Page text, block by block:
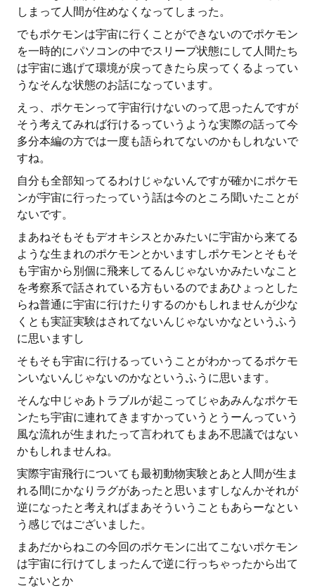
しまって人間が住めなくなってしまった。
でもポケモンは宇宙に行くことができないのでポケモン
を一時的にパソコンの中でスリープ状態にして人間たち
は宇宙に逃げて環境が戻ってきたら戻ってくるよってい
うなそんな状態のお話になっています。
えっ、ポケモンって宇宙行けないのって思ったんですが
そう考えてみれば行けるっていうような実際の話って今
多分本編の方では一度も語られてないのかもしれないで
すね。
自分も全部知ってるわけじゃないんですが確かにポケモ
ンが宇宙に行ったっていう話は今のところ聞いたことが
ないです。
まあねそもそもデオキシスとかみたいに宇宙から来てる
ような生まれのポケモンとかいますしポケモンとそもそ
も宇宙から別個に飛来してるんじゃないかみたいなこと
を考察系で話されている方もいるのでまあひょっとした
らね普通に宇宙に行けたりするのかもしれませんが少な
くとも実証実験はされてないんじゃないかなというふう
に思いますし
そもそも宇宙に行けるっていうことがわかってるポケモ
ンいないんじゃないのかなというふうに思います。
そんな中じゃあトラブルが起こってじゃあみんなポケモ
ンたち宇宙に連れてきますかっていうとうーんっていう
風な流れが生まれたって言われてもまあ不思議ではない
かもしれませんね。
実際宇宙飛行についても最初動物実験とあと人間が生ま
れる間にかなりラグがあったと思いますしなんかそれが
逆になったと考えればまあそういうこともあらーなとい
う感じではございました。
まあだからねこの今回のポケモンに出てこないポケモン
は宇宙に行けてしまったんで逆に行っちゃったから出て
こないとか